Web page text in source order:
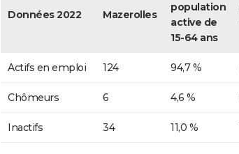
Données 2022 Mazerolles
population
active de
15-64 ans
Actifs en emploi 124 94,7 %
Chômeurs 6 4,6 %
Inactifs 34 11,0 %